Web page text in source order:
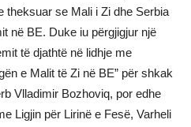
theksuar se Mali i Zi dhe Serbia
në BE. Duke iu përgjigjur një
të djathtë në lidhje me
e Malit të Zi në BE” për shkak
Vlladimir Bozhoviq, por edhe
Ligjin për Lirinë e Fesë, Varheli